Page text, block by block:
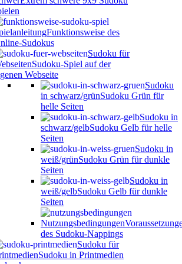
Funktionsweise des
Sudokus
Sudoku für
Sudoku-Spiel auf der
Webseite
Sudoku
in schwarz/grünSudoku Grün für
helle Seiten
Sudoku in
schwarz/gelbSudoku Gelb für helle
Seiten
Sudoku in
weiß/grünSudoku Grün für dunkle
Seiten
Sudoku in
weiß/gelbSudoku Gelb für dunkle
Seiten
Nutzungsbedingungen
des Sudoku-Nappings
Sudoku für
Sudoku in Printmedien